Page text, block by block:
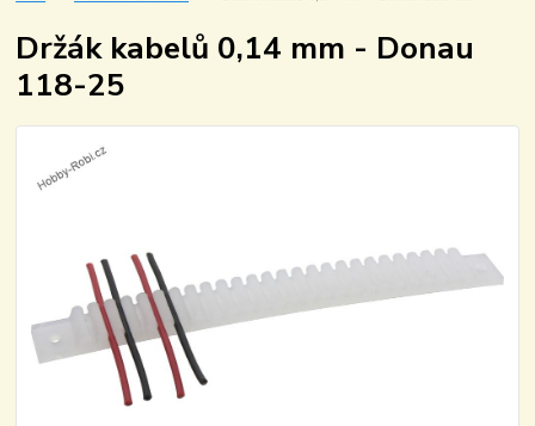
Držák kabelů 0,14 mm - Donau
118-25